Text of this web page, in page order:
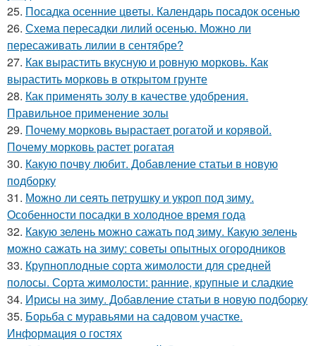
25. Посадка осенние цветы. Календарь посадок осенью
26. Схема пересадки лилий осенью. Можно ли
пересаживать лилии в сентябре?
27. Как вырастить вкусную и ровную морковь. Как
вырастить морковь в открытом грунте
28. Как применять золу в качестве удобрения.
Правильное применение золы
29. Почему морковь вырастает рогатой и корявой.
Почему морковь растет рогатая
30. Какую почву любит. Добавление статьи в новую
подборку
31. Можно ли сеять петрушку и укроп под зиму.
Особенности посадки в холодное время года
32. Какую зелень можно сажать под зиму. Какую зелень
можно сажать на зиму: советы опытных огородников
33. Крупноплодные сорта жимолости для средней
полосы. Сорта жимолости: ранние, крупные и сладкие
34. Ирисы на зиму. Добавление статьи в новую подборку
35. Борьба с муравьями на садовом участке.
Информация о гостях